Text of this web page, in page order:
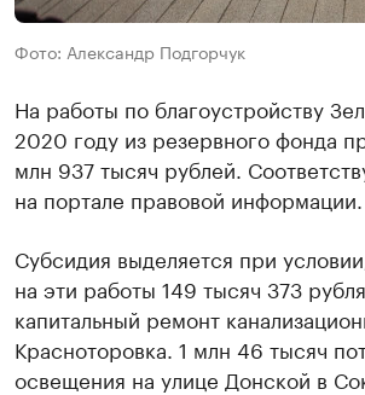
Фото: Александр Подгорчук
На работы по благоустройству
2020 году из резервного фонда
млн 937 тысяч рублей.
на портале правовой информации.
Субсидия выделяется при
на эти работы 149 тысяч 373
капитальный ремонт
Красноторовка. 1 млн 46 тысяч
освещения на улице Донской в